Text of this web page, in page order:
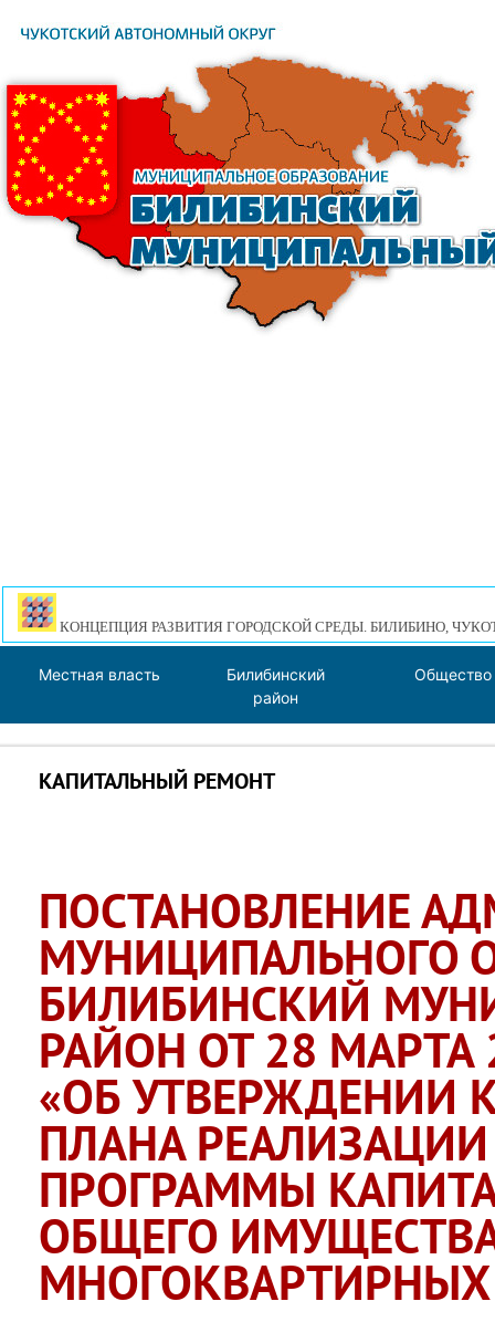
КОНЦЕПЦИЯ РАЗВИТИЯ ГОРОДСКОЙ СРЕДЫ. БИЛИБИНО,
Местная власть
Билибинский
район
Общество
КАПИТАЛЬНЫЙ РЕМОНТ
ПОСТАНОВЛЕНИЕ
МУНИЦИПАЛЬНОГО
БИЛИБИНСКИЙ
РАЙОН ОТ 28
«ОБ УТВЕРЖДЕНИИ
ПЛАНА
ПРОГРАММЫ
ОБЩЕГО